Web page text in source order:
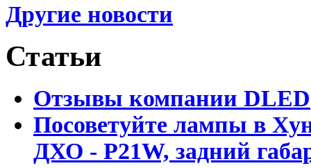
Другие новости
Статьи
Отзывы компании DLED
Посоветуйте лампы в
ДХО - P21W, задний